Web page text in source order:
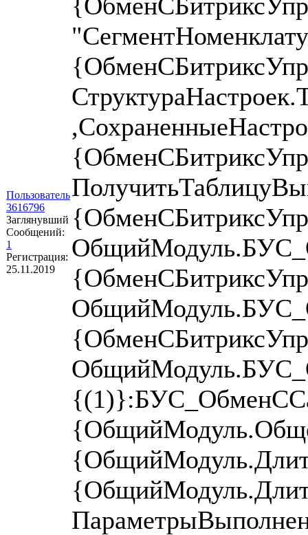
Пользователь
3616796
Заглянувший
Сообщений:
1
Регистрация:
25.11.2019